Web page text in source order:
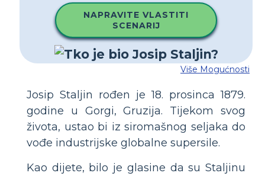
NAPRAVITE VLASTITI
SCENARIJ
Više Mogućnosti
Josip Staljin rođen je 18. prosinca 1879.
godine u Gorgi, Gruzija. Tijekom svog
života, ustao bi iz siromašnog seljaka do
vođe industrijske globalne supersile.
Kao dijete, bilo je glasine da su Staljinu